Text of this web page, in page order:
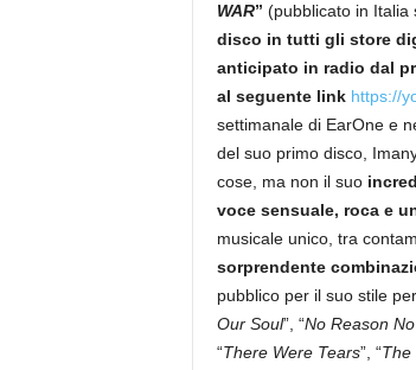
WAR” (pubblicato in Italia
disco in tutti gli store
anticipato in radio dal
al seguente link https://
settimanale di EarOne e
del suo primo disco,
cose, ma non il suo
voce sensuale, roca e
musicale unico, tra
sorprendente
pubblico per il suo stile
Our Soul”, “No Reason
“There Were Tears”, “The